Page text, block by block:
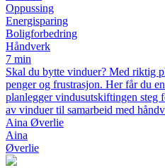
Oppussing
Energisparing
Boligforbedring
Håndverk
7 min
Skal du bytte vinduer? Med riktig
penger og frustrasjon. Her får du
planlegger vindusutskiftingen steg
av vinduer til samarbeid med
Aina Øverlie
Aina
Øverlie